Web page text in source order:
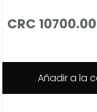
CRC 10700.00
Añadir a la